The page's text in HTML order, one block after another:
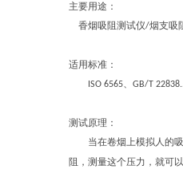
主要用途：
香烟吸阻测试仪/烟支吸
适用标准：
ISO 6565、 GB/T
测试原理：
当在卷烟上模拟人的吸
阻，测量这个压力，就可